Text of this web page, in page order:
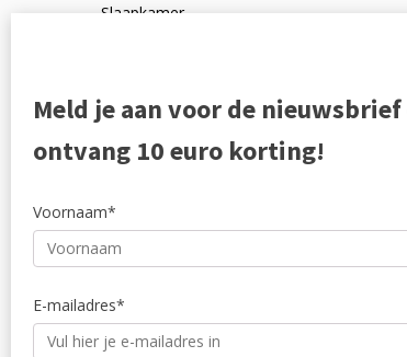
Slaapkamer
Outlet
Meld je aan voor de nieuwsbrief
ontvang 10 euro korting!
Voornaam*
E-mailadres*